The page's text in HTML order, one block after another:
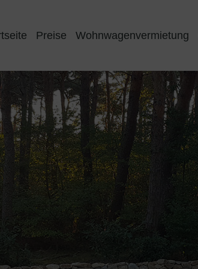
Preise Wohnwagenvermietung